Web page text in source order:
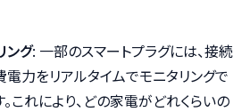
ング: 一部のスマートプラグには、接続
力をリアルタイムでモニタリングで
これにより、どの家電がどれくらいの